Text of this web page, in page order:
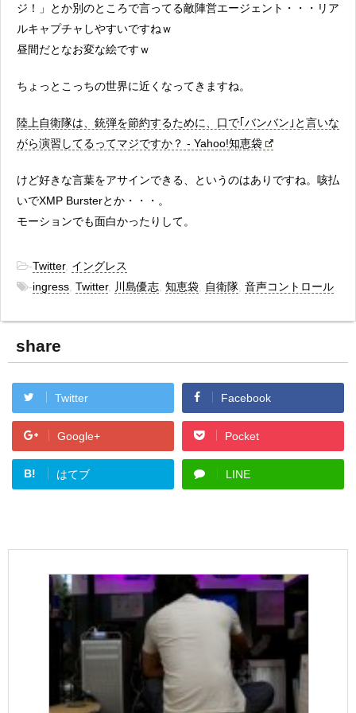
ジ！」とか別のところで言ってる敵陣営エージェント・・・リア
ルキャプチャしやすいですねｗ
昼間だとなお変な絵ですｗ
ちょっとこっちの世界に近くなってきますね。
陸上自衛隊は、銃弾を節約するために、口で｢バンバン｣と言いな
がら演習してるってマジですか？ - Yahoo!知恵袋
けど好きな言葉をアサインできる、というのはありですね。咳払
いでXMP Bursterとか・・・。
モーションでも面白かったりして。
-Twitter, イングレス
-ingress Twitter, 川島優志 知恵袋 自衛隊 音声コントロール
share
Twitter Facebook
Google+ Pocket
B! はてブ LINE